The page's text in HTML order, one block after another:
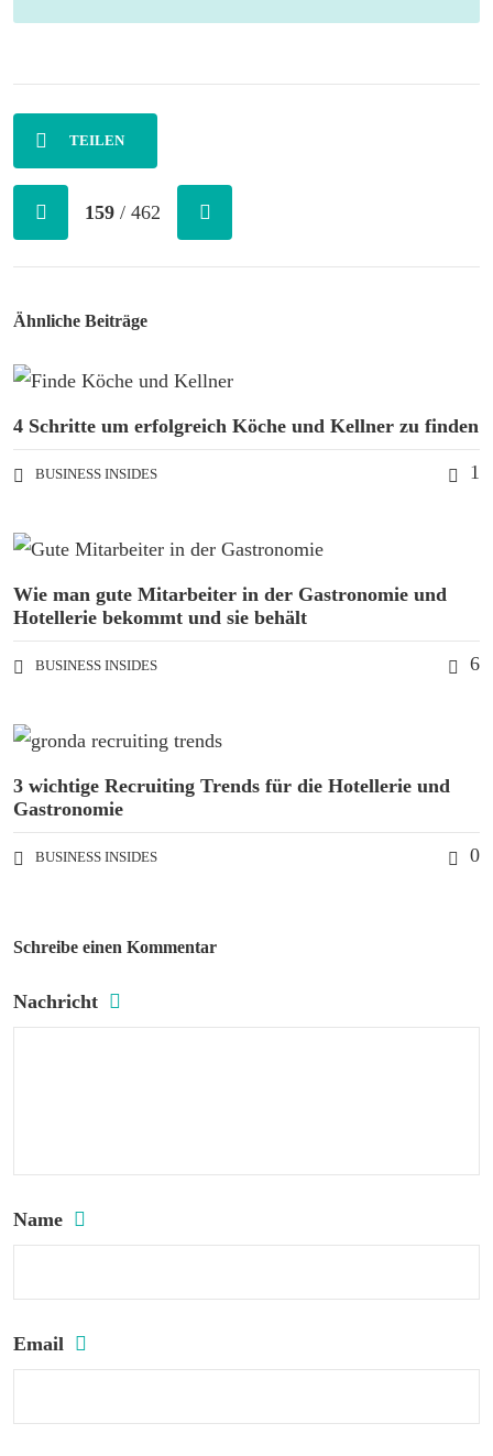
TEILEN
159 / 462
Ähnliche Beiträge
4 Schritte um erfolgreich Köche und Kellner zu finden
BUSINESS INSIDES 1
Wie man gute Mitarbeiter in der Gastronomie und
Hotellerie bekommt und sie behält
BUSINESS INSIDES 6
3 wichtige Recruiting Trends für die Hotellerie und
Gastronomie
BUSINESS INSIDES 0
Schreibe einen Kommentar
Nachricht
Name
Email